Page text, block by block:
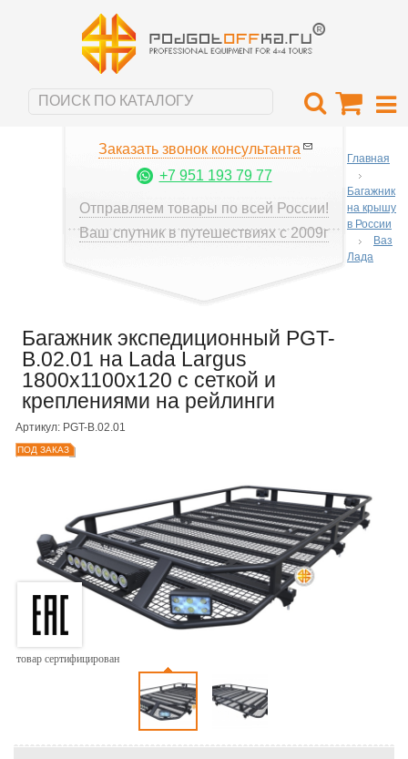
Заказать звонок консультанта
+7 951 193 79 77
Отправляем товары по всей России!
Ваш спутник в путешествиях с 2009г
Главная
Багажник
на крышу
в России
Ваз
Лада
Багажник экспедиционный PGT-
B.02.01 на Lada Largus
1800х1100х120 с сеткой и
креплениями на рейлинги
Артикул: PGT-B.02.01
ПОД ЗАКАЗ
товар сертифицирован